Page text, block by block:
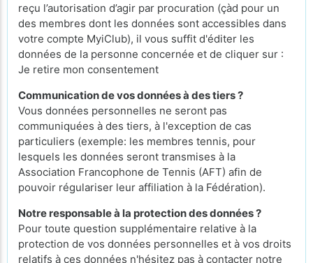
reçu l’autorisation d’agir par procuration (çàd pour un
des membres dont les données sont accessibles dans
votre compte MyiClub), il vous suffit d'éditer les
données de la personne concernée et de cliquer sur :
Je retire mon consentement
Communication de vos données à des tiers ?
Vous données personnelles ne seront pas
communiquées à des tiers, à l'exception de cas
particuliers (exemple: les membres tennis, pour
lesquels les données seront transmises à la
Association Francophone de Tennis (AFT) afin de
pouvoir régulariser leur affiliation à la Fédération).
Notre responsable à la protection des données ?
Pour toute question supplémentaire relative à la
protection de vos données personnelles et à vos droits
relatifs à ces données n'hésitez pas à contacter notre